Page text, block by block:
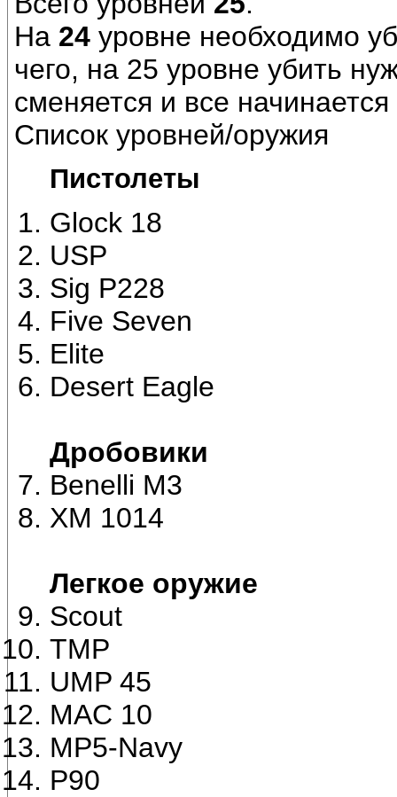
На 24 уровне необходимо
чего, на 25 уровне убить
сменяется и все
Список уровней/оружия
Пистолеты
Glock 18
USP
Sig P228
Five Seven
Elite
Desert Eagle
Дробовики
Benelli M3
XM 1014
Легкое оружие
Scout
TMP
UMP 45
MAC 10
MP5-Navy
P90